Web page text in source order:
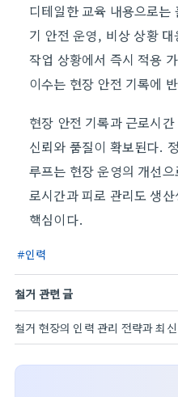
디테일한 교육 내용으로
기 안전 운영, 비상 상황
작업 상황에서 즉시 적용
이수는 현장 안전 기록에
현장 안전 기록과 근로시
신뢰와 품질이 확보된다.
루프는 현장 운영의 개선
로시간과 피로 관리도 생
핵심이다.
인력
철거 관련 글
철거 현장의 인력 관리 전략과 최